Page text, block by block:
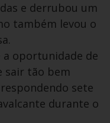
e derrubou um
também levou o
a oportunidade de
sair tão bem
sete
durante o